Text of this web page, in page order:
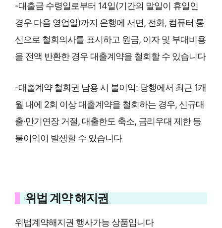
-대출금 수령일로부터 14일(기간의 말일이 휴일인
경우 다음 영업일)까지 은행에 서면, 전화, 컴퓨터 통
신으로 철회의사를 표시하고 원금, 이자 및 부대비용
을 전액 반환한 경우 대출계약을 철회할 수 있습니다
-대출계약 철회권 남용 시 불이익: 당행에서 최근 1개
월 내에 2회 이상 대출계약을 철회하는 경우, 신규대
출·만기연장 거절, 대출한도 축소, 금리우대 제한 등
불이익이 발생할 수 있습니다
위법 계약 해지권
위법계약해지권 행사가능 상품입니다